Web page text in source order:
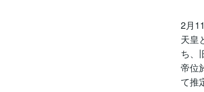
2月
天皇
ち、
帝位
て推